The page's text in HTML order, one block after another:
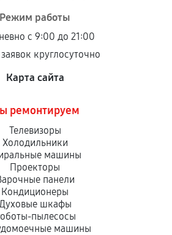
Режим работы
с 9:00 до 21:00
круглосуточно
Карта сайта
ремонтируем
Телевизоры
Холодильники
машины
Проекторы
панели
Кондиционеры
шкафы
пылесосы
машины